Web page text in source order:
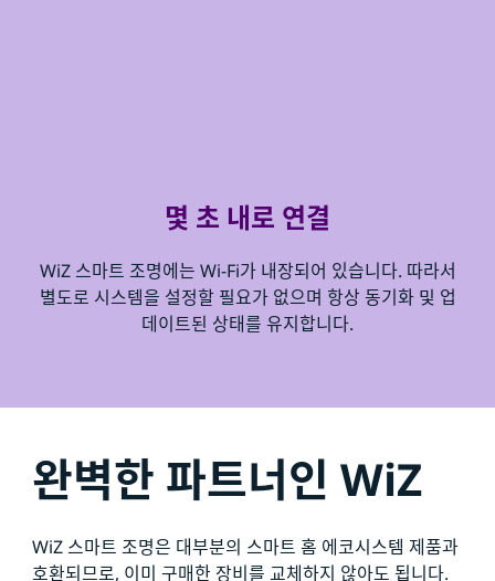
몇 초 내로 연결
WiZ 스마트 조명에는 Wi-Fi가 내장되어 있습니다. 따라서
별도로 시스템을 설정할 필요가 없으며 항상 동기화 및 업
데이트된 상태를 유지합니다.
완벽한 파트너인 WiZ
WiZ 스마트 조명은 대부분의 스마트 홈 에코시스템 제품과
호환되므로, 이미 구매한 장비를 교체하지 않아도 됩니다.